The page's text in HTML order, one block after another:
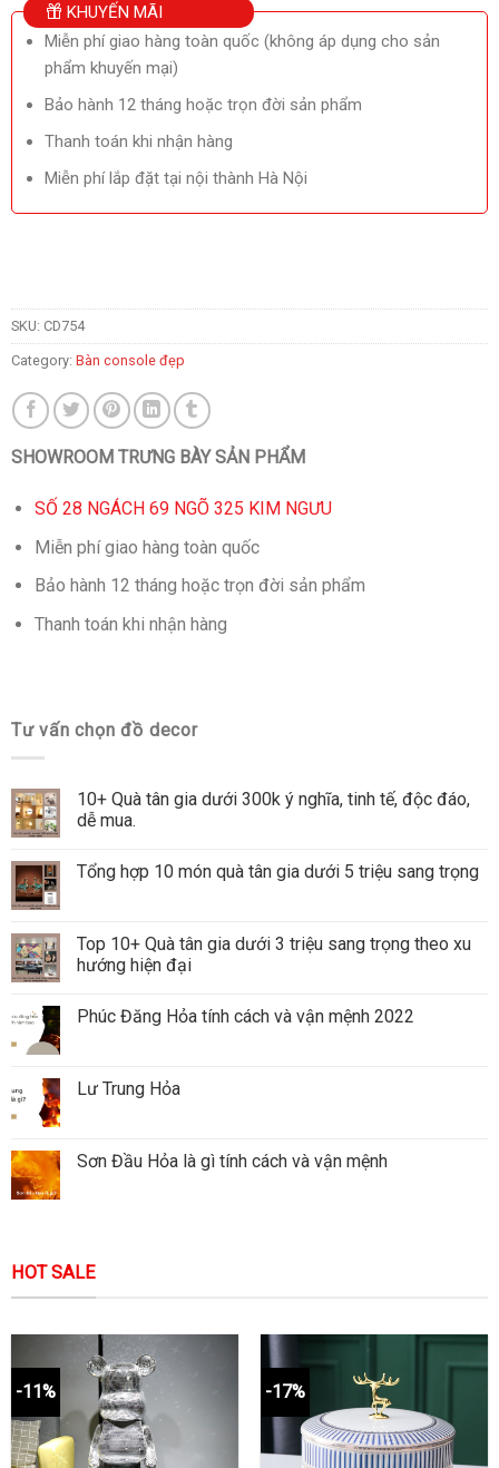
KHUYẾN MÃI
Miễn phí giao hàng toàn quốc (không áp dụng cho sản
phẩm khuyến mại)
Bảo hành 12 tháng hoặc trọn đời sản phẩm
Thanh toán khi nhận hàng
Miễn phí lắp đặt tại nội thành Hà Nội
SKU: CD754
Category: Bàn console đẹp
SHOWROOM TRƯNG BÀY SẢN PHẨM
SỐ 28 NGÁCH 69 NGÕ 325 KIM NGƯU
Miễn phí giao hàng toàn quốc
Bảo hành 12 tháng hoặc trọn đời sản phẩm
Thanh toán khi nhận hàng
Tư vấn chọn đồ decor
10+ Quà tân gia dưới 300k ý nghĩa, tinh tế, độc đáo,
dễ mua.
Tổng hợp 10 món quà tân gia dưới 5 triệu sang trọng
Top 10+ Quà tân gia dưới 3 triệu sang trọng theo xu
hướng hiện đại
Phúc Đăng Hỏa tính cách và vận mệnh 2022
Lư Trung Hỏa
Sơn Đầu Hỏa là gì tính cách và vận mệnh
HOT SALE
-11% -17%